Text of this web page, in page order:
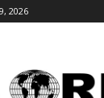
2026